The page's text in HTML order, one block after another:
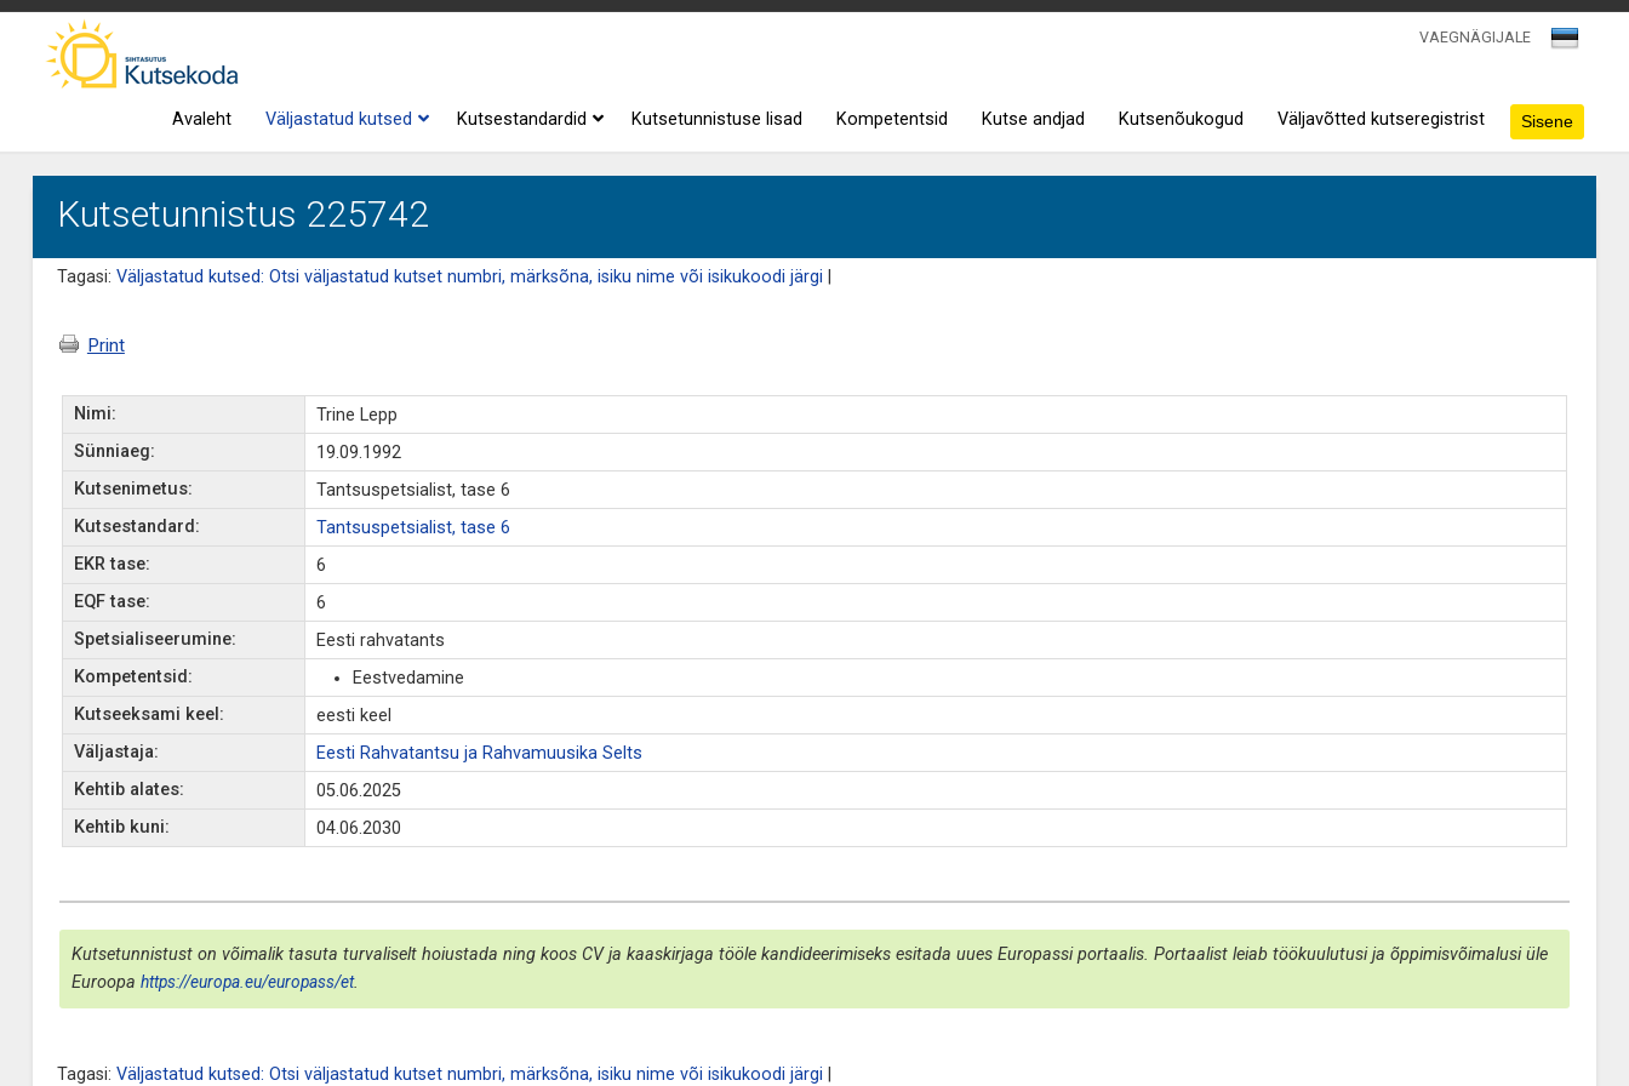
VAEGNÄGIJALE
Avaleht Väljastatud kutsed Kutsestandardid Kutsetunnistuse lisad Kompetentsid Kutse andjad Kutsenõukogud Väljavõtted kutseregistrist
Kutsetunnistus 225742
Tagasi: Väljastatud kutsed: Otsi väljastatud kutset numbri, märksõna, isiku nime või isikukoodi järgi
Print
Nimi:
Trine Lepp
Sünniaeg:
19.09.1992
Kutsenimetus:
Tantsuspetsialist, tase 6
Kutsestandard:
Tantsuspetsialist, tase 6
EKR tase:
6
EQF tase:
6
Spetsialiseerumine:
Eesti rahvatants
Kompetentsid:
Eestvedamine
Kutseeksami keel:
eesti keel
Väljastaja:
Eesti Rahvatantsu ja Rahvamuusika Selts
Kehtib alates:
05.06.2025
Kehtib kuni:
04.06.2030
Kutsetunnistust on võimalik tasuta turvaliselt hoiustada ning koos CV ja kaaskirjaga tööle kandideerimiseks esitada uues Europassi portaalis. Portaalist leiab töökuulutusi ja õppimisvõimalusi üle
Euroopa https://europa.eu/europass/et.
Tagasi: Väljastatud kutsed: Otsi väljastatud kutset numbri, märksõna, isiku nime või isikukoodi järgi